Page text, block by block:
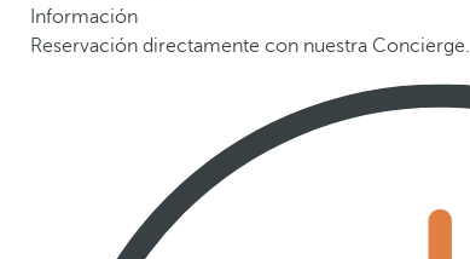
Información
Reservación directamente con nuestra Concierge.